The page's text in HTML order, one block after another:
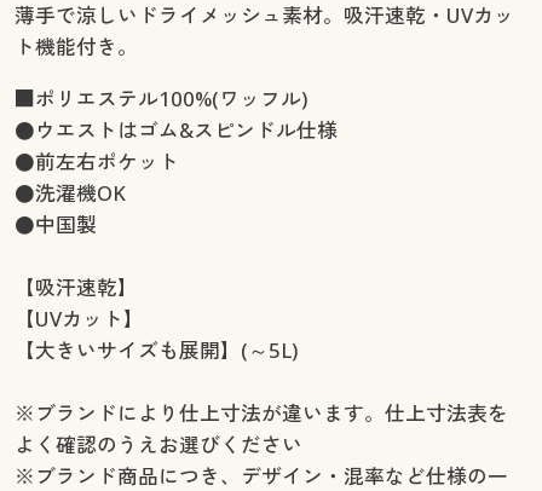
薄手で涼しいドライメッシュ素材。吸汗速乾・UVカッ
ト機能付き。
■ポリエステル100%(ワッフル)
●ウエストはゴム&スピンドル仕様
●前左右ポケット
●洗濯機OK
●中国製
【吸汗速乾】
【UVカット】
【大きいサイズも展開】(～5L)
※ブランドにより仕上寸法が違います。仕上寸法表を
よく確認のうえお選びください
※ブランド商品につき、デザイン・混率など仕様の一